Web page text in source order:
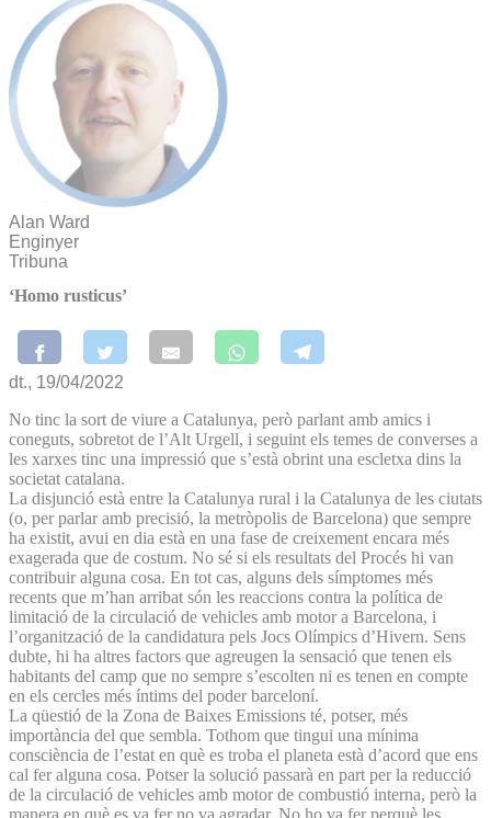
Alan Ward
Enginyer
Tribuna
‘Homo rusticus’
dt., 19/04/2022
No tinc la sort de viure a Catalunya, però parlant amb amics i
coneguts, sobretot de l’Alt Urgell, i seguint els temes de converses a
les xarxes tinc una impressió que s’està obrint una escletxa dins la
societat catalana.
La disjunció està entre la Catalunya rural i la Catalunya de les ciutats
(o, per parlar amb precisió, la metròpolis de Barcelona) que sempre
ha existit, avui en dia està en una fase de creixement encara més
exagerada que de costum. No sé si els resultats del Procés hi van
contribuir alguna cosa. En tot cas, alguns dels símptomes més
recents que m’han arribat són les reaccions contra la política de
limitació de la circulació de vehicles amb motor a Barcelona, i
l’organització de la candidatura pels Jocs Olímpics d’Hivern. Sens
dubte, hi ha altres factors que agreugen la sensació que tenen els
habitants del camp que no sempre s’escolten ni es tenen en compte
en els cercles més íntims del poder barceloní.
La qüestió de la Zona de Baixes Emissions té, potser, més
importància del que sembla. Tothom que tingui una mínima
consciència de l’estat en què es troba el planeta està d’acord que ens
cal fer alguna cosa. Potser la solució passarà en part per la reducció
de la circulació de vehicles amb motor de combustió interna, però la
manera en què es va fer no va agradar. No ho va fer perquè les